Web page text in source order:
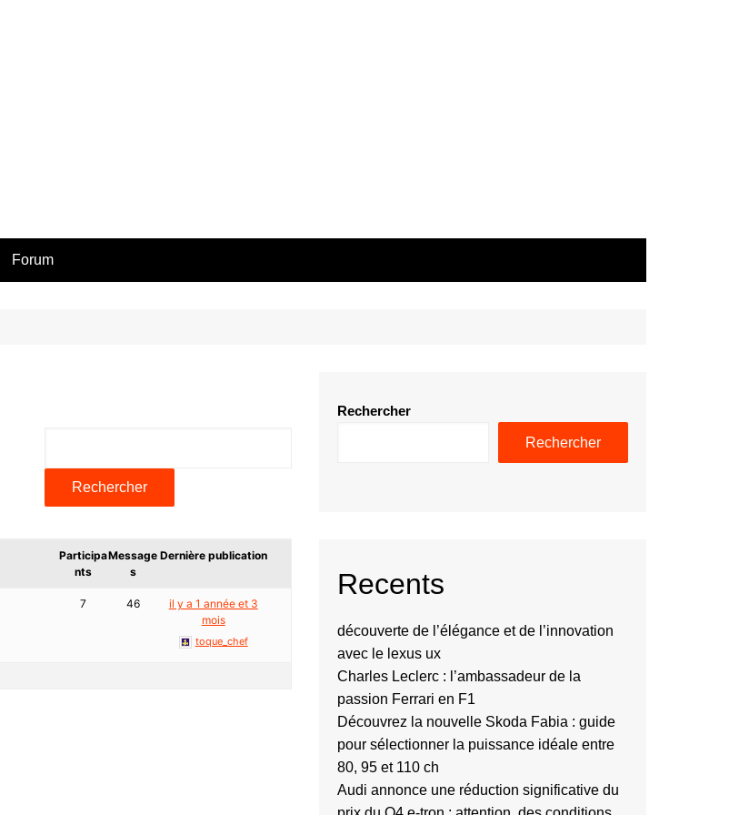
Forum
Participa
nts
Message
s
Dernière publication
7 46
il y a 1 année et 3
mois
toque_chef
Rechercher
Rechercher
Recents
découverte de l’élégance et de l’innovation
avec le lexus ux
Charles Leclerc : l’ambassadeur de la
passion Ferrari en F1
Découvrez la nouvelle Skoda Fabia : guide
pour sélectionner la puissance idéale entre
80, 95 et 110 ch
Audi annonce une réduction significative du